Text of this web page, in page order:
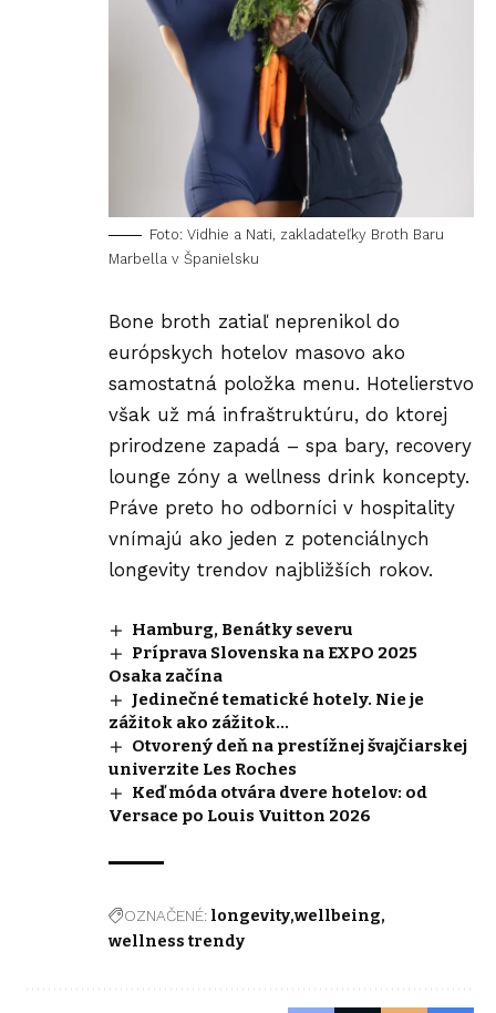
Foto: Vidhie a Nati, zakladateľky Broth Baru
Marbella v Španielsku
Bone broth zatiaľ neprenikol do
európskych hotelov masovo ako
samostatná položka menu. Hotelierstvo
však už má infraštruktúru, do ktorej
prirodzene zapadá – spa bary, recovery
lounge zóny a wellness drink koncepty.
Práve preto ho odborníci v hospitality
vnímajú ako jeden z potenciálnych
longevity trendov najbližších rokov.
Hamburg, Benátky severu
Príprava Slovenska na EXPO 2025
Osaka začína
Jedinečné tematické hotely. Nie je
zážitok ako zážitok…
Otvorený deň na prestížnej švajčiarskej
univerzite Les Roches
Keď móda otvára dvere hotelov: od
Versace po Louis Vuitton 2026
OZNAČENÉ: longevity wellbeing
wellness trendy